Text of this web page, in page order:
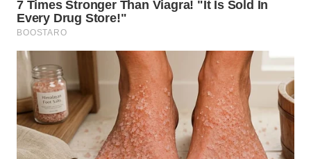
GORONTALO
WN
SULUT
WN
MALUKU
WN